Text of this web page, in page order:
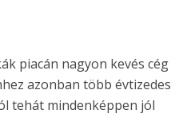
piacán nagyon kevés cég
azonban több évtizedes
tehát mindenképpen jól